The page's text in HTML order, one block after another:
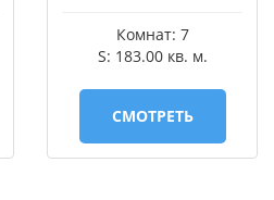
Комнат: 7
S: 183.00 кв. м.
СМОТРЕТЬ